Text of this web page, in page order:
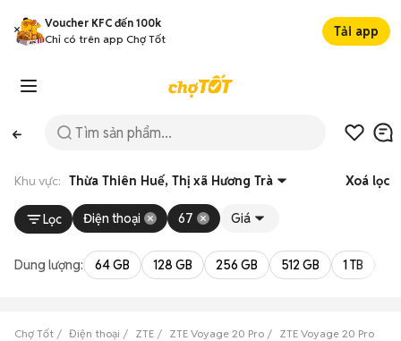
Voucher KFC đến 100k
Chỉ có trên app Chợ Tốt
Tải app
Khu vực: Thừa Thiên Huế, Thị xã Hương Trà Xoá lọc
Lọc Điện thoại 67 Giá
Dung lượng: 64 GB 128 GB 256 GB 512 GB 1 TB
Chợ Tốt Điện thoại ZTE ZTE Voyage 20 Pro ZTE Voyage 20 Pro